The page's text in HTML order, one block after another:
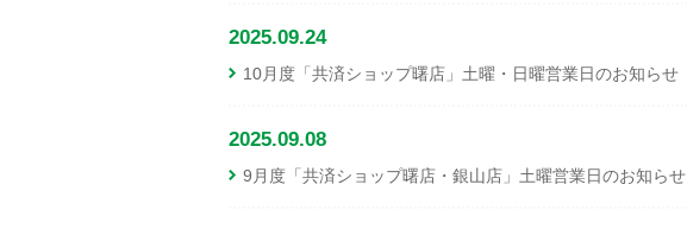
2025.09.24
10月度「共済ショップ曙店」土曜・日曜営業日のお知らせ
2025.09.08
9月度「共済ショップ曙店・銀山店」土曜営業日のお知らせ